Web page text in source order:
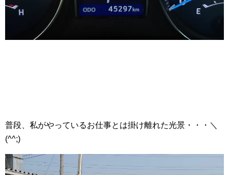
普段、私がやっているお仕事とは掛け離れた光景・・・＼
(^^;)